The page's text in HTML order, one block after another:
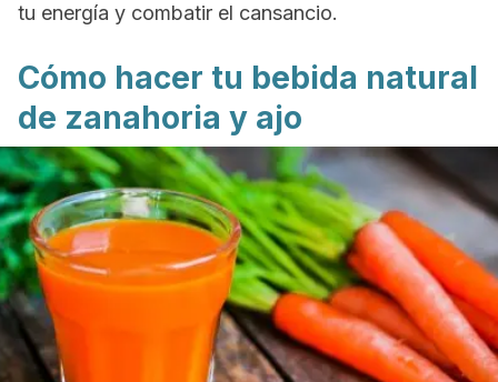
tu energía y combatir el cansancio.
Cómo hacer tu bebida natural
de zanahoria y ajo